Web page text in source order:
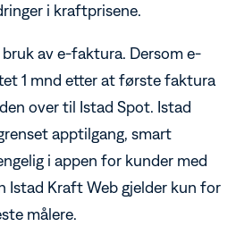
i kraftprisene.
av e-faktura. Dersom e-
1 mnd etter at første faktura
over til Istad Spot. Istad
apptilgang, smart
i appen for kunder med
Istad Kraft Web gjelder kun for
målere.